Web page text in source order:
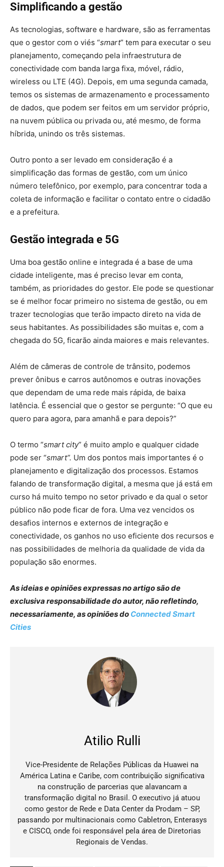
Simplificando a gestão
As tecnologias, software e hardware, são as ferramentas
que o gestor com o viés “smart” tem para executar o seu
planejamento, começando pela infraestrutura de
conectividade com banda larga fixa, móvel, rádio,
wireless ou LTE (4G). Depois, em uma segunda camada,
temos os sistemas de armazenamento e processamento
de dados, que podem ser feitos em um servidor próprio,
na nuvem pública ou privada ou, até mesmo, de forma
híbrida, unindo os três sistemas.
Outro ponto a ser levado em consideração é a
simplificação das formas de gestão, com um único
número telefônico, por exemplo, para concentrar toda a
coleta de informação e facilitar o contato entre o cidadão
e a prefeitura.
Gestão integrada e 5G
Uma boa gestão online e integrada é a base de uma
cidade inteligente, mas é preciso levar em conta,
também, as prioridades do gestor. Ele pode se questionar
se é melhor focar primeiro no sistema de gestão, ou em
trazer tecnologias que terão impacto direto na vida de
seus habitantes. As possibilidades são muitas e, com a
chegada do 5G, ficarão ainda maiores e mais relevantes.
Além de câmeras de controle de trânsito, podemos
prever ônibus e carros autônomos e outras inovações
que dependam de uma rede mais rápida, de baixa
latência. É essencial que o gestor se pergunte: “O que eu
quero para agora, para amanhã e para depois?”
O termo “smart city” é muito amplo e qualquer cidade
pode ser “smart”. Um dos pontos mais importantes é o
planejamento e digitalização dos processos. Estamos
falando de transformação digital, a mesma que já está em
curso há muito tempo no setor privado e da qual o setor
público não pode ficar de fora. Uma vez vencidos os
desafios internos e externos de integração e
conectividade, os ganhos no uso eficiente dos recursos e
nas possibilidades de melhoria da qualidade de vida da
população são enormes.
As ideias e opiniões expressas no artigo são de
exclusiva responsabilidade do autor, não refletindo,
necessariamente, as opiniões do Connected Smart
Cities
Atilio Rulli
Vice-Presidente de Relações Públicas da Huawei na
América Latina e Caribe, com contribuição significativa
na construção de parcerias que alavancam a
transformação digital no Brasil. O executivo já atuou
como gestor de Rede e Data Center da Prodam – SP,
passando por multinacionais como Cabletron, Enterasys
e CISCO, onde foi responsável pela área de Diretorias
Regionais de Vendas.